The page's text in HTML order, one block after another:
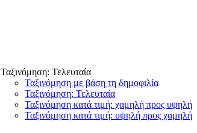
Ταξινόμηση: Τελευταία
Ταξινόμηση με βάση τη δημοφιλία
Ταξινόμηση: Τελευταία
Ταξινόμηση κατά τιμή: χαμηλή προς υψηλή
Ταξινόμηση κατά τιμή: υψηλή προς χαμηλή